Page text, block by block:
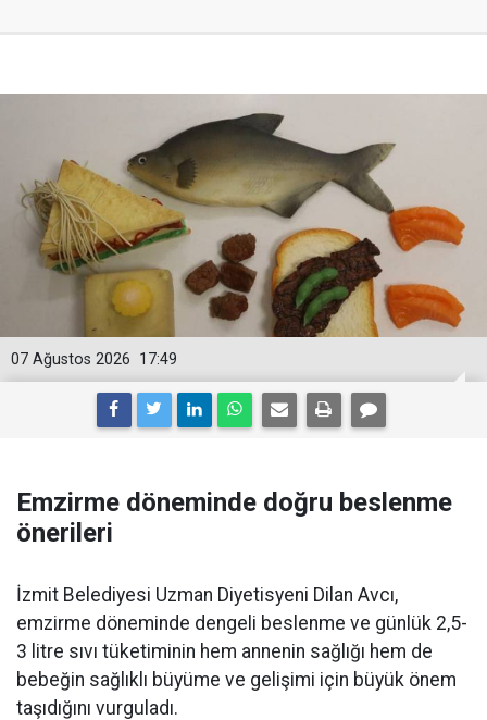
17:49
07 Ağustos 2026
Emzirme döneminde doğru beslenme
önerileri
İzmit Belediyesi Uzman Diyetisyeni Dilan Avcı,
emzirme döneminde dengeli beslenme ve günlük 2,5-
3 litre sıvı tüketiminin hem annenin sağlığı hem de
bebeğin sağlıklı büyüme ve gelişimi için büyük önem
taşıdığını vurguladı.